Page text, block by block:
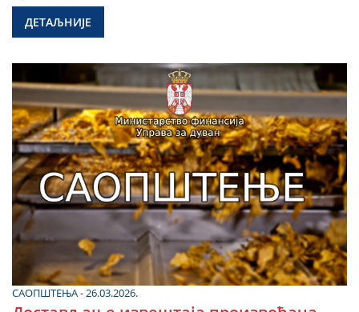
ДЕТАЉНИЈЕ
САОПШТЕЊА - 26.03.2026.